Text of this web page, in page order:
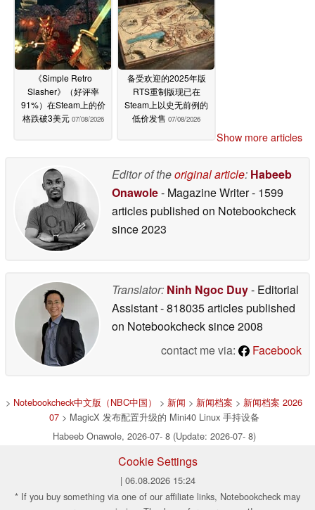
《Simple Retro
Slasher》（好评率
91%）在Steam上的价
格跌破3美元 07/08/2026
备受欢迎的2025年版
RTS重制版现已在
Steam上以史无前例的
低价发售 07/08/2026
Show more articles
Editor of theoriginal article: Habeeb
Onawole- Magazine Writer- 1599
articles published on Notebookcheck
since 2023
Translator: Ninh Ngoc Duy- Editorial
Assistant- 818035 articles published
on Notebookchecksince 2008
contact me via:
Facebook
> Notebookcheck中文版（NBC中国） > 新闻 > 新闻档案 > 新闻档案 2026
07> MagicX 发布配置升级的 Mini40 Linux 手持设备
Habeeb Onawole, 2026-07- 8 (Update: 2026-07- 8)
Cookie Settings
| 06.08.2026 15:24
* If you buy something via one of our affiliate links, Notebookcheck may